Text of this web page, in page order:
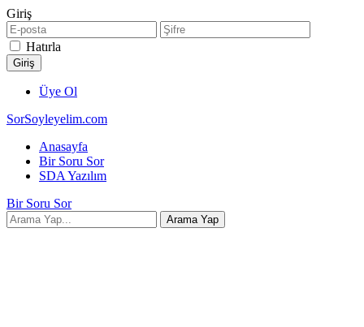
Giriş
Hatırla
Üye Ol
SorSoyleyelim.com
Anasayfa
Bir Soru Sor
SDA Yazılım
Bir Soru Sor